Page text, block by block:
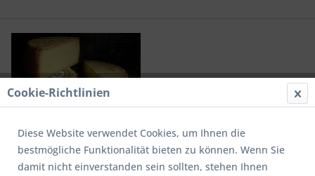
Cookie-Richtlinien
Diese Website verwendet Cookies, um Ihnen die
bestmögliche Funktionalität bieten zu können. Wenn Sie
damit nicht einverstanden sein sollten, stehen Ihnen